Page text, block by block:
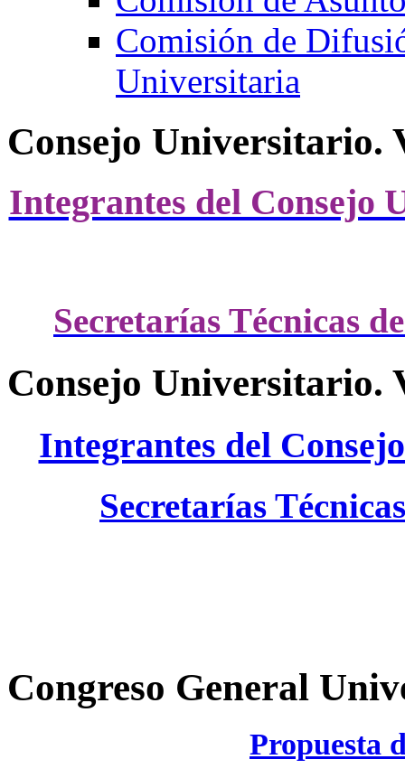
Comisión de
Universitaria
Consejo Universitario.
Integrantes del Consejo
Secretarías Técnicas
Consejo Universitario.
Integrantes del
Secretarías
Congreso General
Propuesta